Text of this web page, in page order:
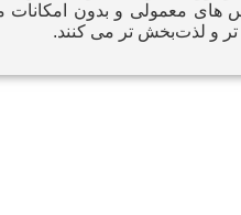
تر و لذت‌بخش‌ تر می‌ کنند.